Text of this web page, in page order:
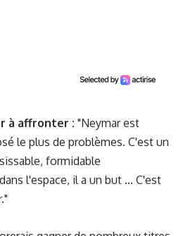
à affronter : "Neymar est
le plus de problèmes. C'est un
formidable
l'espace, il a un but ... C'est